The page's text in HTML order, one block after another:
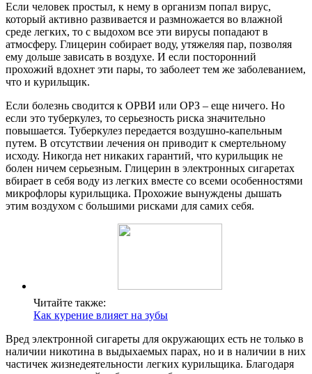
Если человек простыл, к нему в организм попал вирус,
который активно развивается и размножается во влажной
среде легких, то с выдохом все эти вирусы попадают в
атмосферу. Глицерин собирает воду, утяжеляя пар, позволяя
ему дольше зависать в воздухе. И если посторонний
прохожий вдохнет эти пары, то заболеет тем же заболеванием,
что и курильщик.
Если болезнь сводится к ОРВИ или ОРЗ – еще ничего. Но
если это туберкулез, то серьезность риска значительно
повышается. Туберкулез передается воздушно-капельным
путем. В отсутствии лечения он приводит к смертельному
исходу. Никогда нет никаких гарантий, что курильщик не
болен ничем серьезным. Глицерин в электронных сигаретах
вбирает в себя воду из легких вместе со всеми особенностями
микрофлоры курильщика. Прохожие вынуждены дышать
этим воздухом с большими рисками для самих себя.
Читайте также:
Как курение влияет на зубы
Вред электронной сигареты для окружающих есть не только в
наличии никотина в выдыхаемых парах, но и в наличии в них
частичек жизнедеятельности легких курильщика. Благодаря